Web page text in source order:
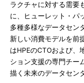
ラクチャに対する需要
に、ヒューレット・パ
多種多様なデータセン
新しい消費モデルを前
はHPEのCTOおよび、
ション支援の専門チー
描く未来のデータセン